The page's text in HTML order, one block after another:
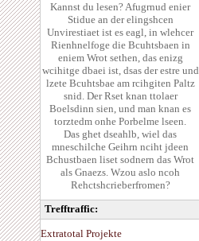
Kannst du lesen? Afugrnud enier
Stidue an der elingshcen
Unvirestiaet ist es eagl, in wlehcer
Rienhnelfoge die Bcuhtsbaen in
eniem Wrot sethen, das enizg
wcihitge dbaei ist, dsas der estre und
lzete Bcuhtsbae am rcihgiten Paltz
snid. Der Rset knan ttolaer
Boelsdinn sien, und man knan es
torztedm onhe Porbelme lseen.
Das ghet dseahlb, wiel das
mneschilche Geihrn nciht jdeen
Bchustbaen liset sodnern das Wrot
als Gnaezs. Wzou aslo ncoh
Rehctshcrieberfromen?
Trefftraffic:
Extratotal Projekte